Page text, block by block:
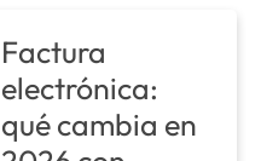
Factura
electrónica:
qué cambia en